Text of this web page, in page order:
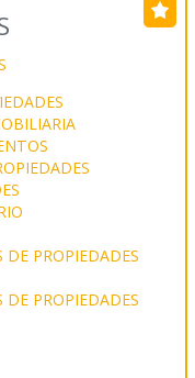
DE PROPIEDADES
DE PROPIEDADES